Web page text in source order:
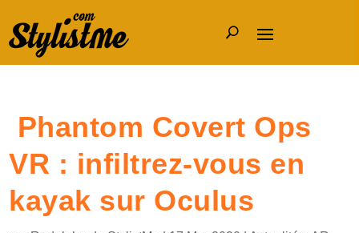
Phantom Covert Ops
VR : infiltrez-vous en
kayak sur Oculus